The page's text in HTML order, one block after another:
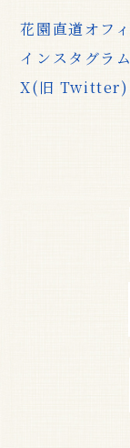
花園直道オフ
インスタグラム
X(旧 Twitter)